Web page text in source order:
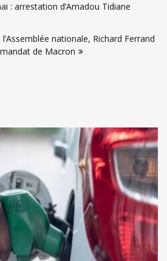
: arrestation d’Amadou Tidiane
l’Assemblée nationale, Richard Ferrand
de Macron